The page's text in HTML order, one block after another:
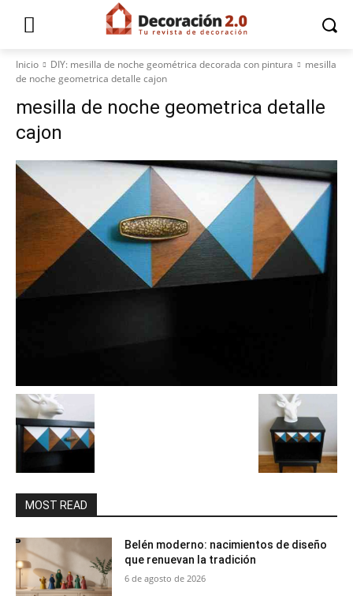
Inicio DIY: mesilla de noche geométrica decorada con pintura
mesilla
de noche geometrica detalle cajon
mesilla de noche geometrica detalle
cajon
MOST READ
Belén moderno: nacimientos de diseño
que renuevan la tradición
6 de agosto de 2026